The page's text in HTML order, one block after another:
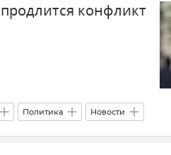
конфликт
Политика Новости